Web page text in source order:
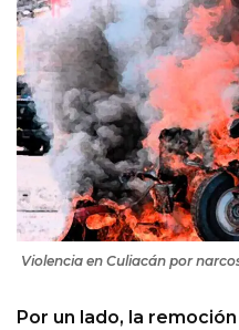
Violencia en Culiacán por
Por un lado, la